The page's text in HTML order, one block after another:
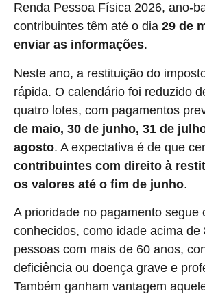
Renda Pessoa Física 2026, ano-
contribuintes têm até o dia 29 de
enviar as informações.
Neste ano, a restituição do
rápida. O calendário foi reduzido
quatro lotes, com pagamentos
de maio, 30 de junho, 31 de
agosto. A expectativa é de que
contribuintes com direito à
os valores até o fim de junho.
A prioridade no pagamento segue
conhecidos, como idade acima de
pessoas com mais de 60 anos,
deficiência ou doença grave e
Também ganham vantagem